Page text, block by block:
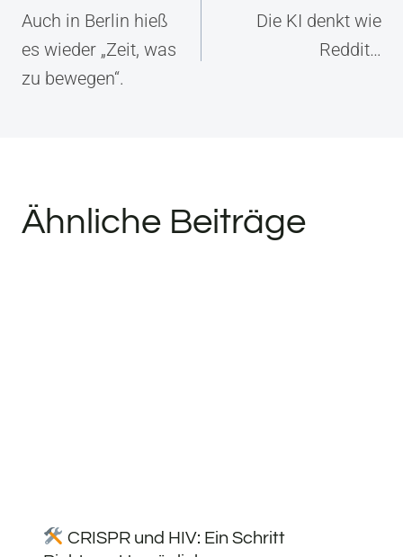
Auch in Berlin hieß
es wieder „Zeit, was
zu bewegen“.
Die KI denkt wie
Reddit…
Ähnliche Beiträge
CRISPR und HIV: Ein Schritt